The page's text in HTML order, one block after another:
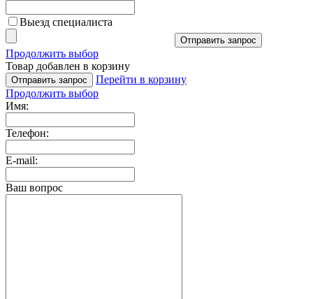
Выезд специалиста
Отправить запрос
Продолжить выбор
Товар добавлен в корзину
Отправить запрос
Перейти в корзину
Продолжить выбор
Имя:
Телефон:
E-mail:
Ваш вопрос